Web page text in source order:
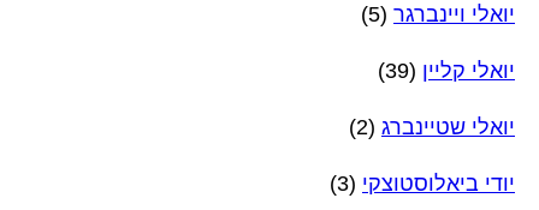
יואלי ויינברגר (5)
יואלי קליין (39)
יואלי שטיינברג (2)
יודי ביאלוסטוצקי (3)